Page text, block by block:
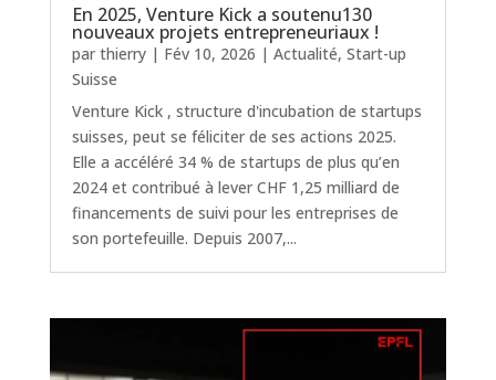
En 2025, Venture Kick a soutenu130
nouveaux projets entrepreneuriaux !
par thierry| Fév 10, 2026 | Actualité, Start-up
Suisse
Venture Kick , structure d'incubation de startups
suisses, peut se féliciter de ses actions 2025.
Elle a accéléré 34 % de startups de plus qu’en
2024 et contribué à lever CHF 1,25 milliard de
financements de suivi pour les entreprises de
son portefeuille. Depuis 2007,...